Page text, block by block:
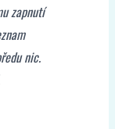
zapnutí
nic.